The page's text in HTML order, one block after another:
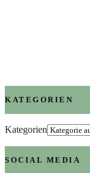
KATEGORIEN
Kategorien
SOCIAL MEDIA